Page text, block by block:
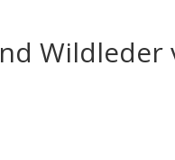
Wildleder